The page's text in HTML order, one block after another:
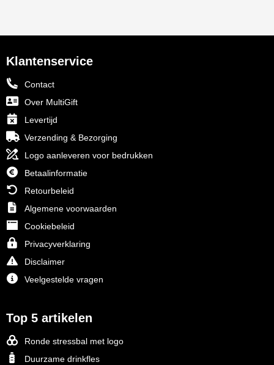
Klantenservice
Contact
Over MultiGift
Levertijd
Verzending & Bezorging
Logo aanleveren voor bedrukken
Betaalinformatie
Retourbeleid
Algemene voorwaarden
Cookiebeleid
Privacyverklaring
Disclaimer
Veelgestelde vragen
Top 5 artikelen
Ronde stressbal met logo
Duurzame drinkfles